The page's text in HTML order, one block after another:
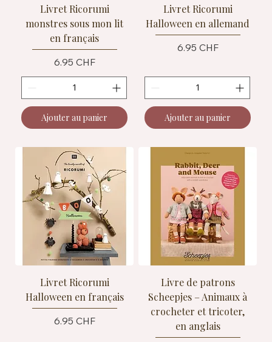
Livret Ricorumi
monstres sous mon lit
en français
Prix
6.95 CHF
Ajouter au panier
Livret Ricorumi
Halloween en allemand
Prix
6.95 CHF
Ajouter au panier
Livret Ricorumi
Halloween en français
Prix
6.95 CHF
Livre de patrons
Scheepjes – Animaux à
crocheter et tricoter,
en anglais